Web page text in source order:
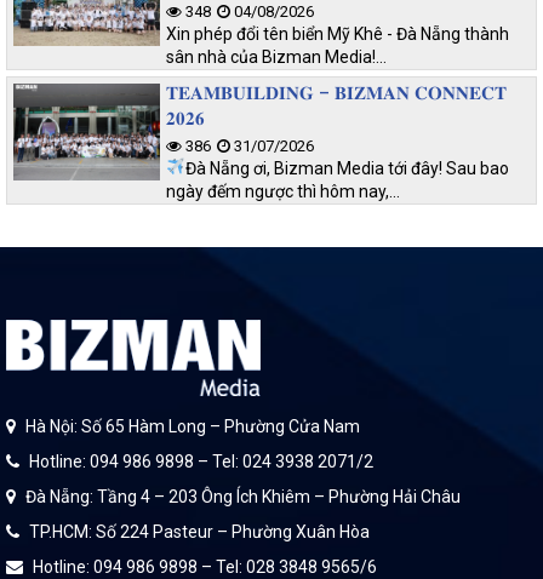
348 04/08/2026
Xin phép đổi tên biển Mỹ Khê - Đà Nẵng thành
sân nhà của Bizman Media!…
𝐓𝐄𝐀𝐌𝐁𝐔𝐈𝐋𝐃𝐈𝐍𝐆 – 𝐁𝐈𝐙𝐌𝐀𝐍 𝐂𝐎𝐍𝐍𝐄𝐂𝐓
𝟐𝟎𝟐𝟔
386 31/07/2026
Đà Nẵng ơi, Bizman Media tới đây! Sau bao
ngày đếm ngược thì hôm nay,…
Hà Nội: Số 65 Hàm Long – Phường Cửa Nam
Hotline: 094 986 9898 – Tel: 024 3938 2071/2
Đà Nẵng: Tầng 4 – 203 Ông Ích Khiêm – Phường Hải Châu
TP.HCM: Số 224 Pasteur – Phường Xuân Hòa
Hotline: 094 986 9898 – Tel: 028 3848 9565/6